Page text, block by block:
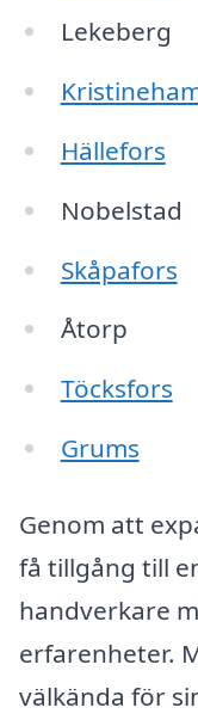
Lekeberg
Hällefors
Nobelstad
Skåpafors
Åtorp
Töcksfors
Grums
Genom att
få tillgång till
handverkare
erfarenheter.
välkända för